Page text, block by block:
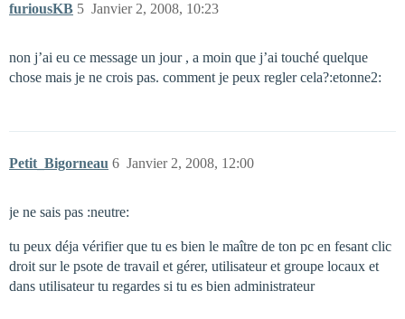
furiousKB Janvier 2, 2008, 10:23
5
non j’ai eu ce message un jour , a moin que j’ai touché quelque
chose mais je ne crois pas. comment je peux regler cela?:etonne2:
Petit_Bigorneau Janvier 2, 2008, 12:00
6
je ne sais pas :neutre:
tu peux déja vérifier que tu es bien le maître de ton pc en fesant clic
droit sur le psote de travail et gérer, utilisateur et groupe locaux et
dans utilisateur tu regardes si tu es bien administrateur